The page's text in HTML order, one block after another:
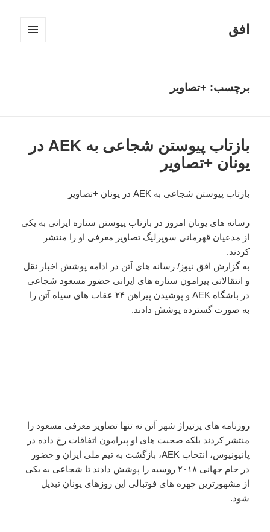
افق
برچسب: +تصاویر
بازتاب پیوستن شجاعی به AEK در
یونان +تصاویر
بازتاب پیوستن شجاعی به AEK در یونان +تصاویر
رسانه های یونان امروز در بازتاب پیوستن ستاره ایرانی به یکی
از مدعیان قهرمانی سوپرلیگ تصاویر معرفی او را منتشر
کردند.
به گزارش افق نیوز/ رسانه های آتن در ادامه پوشش اخبار نقل
و انتقالاتی پیرامون ستاره های ایرانی حضور مسعود شجاعی
در باشگاه AEK و پوشیدن پیراهن ۲۴ عقاب های سیاه آتن را
به صورت گسترده پوشش دادند.
روزنامه های پرتیراژ شهر آتن نه تنها تصاویر معرفی مسعود را
منتشر کردند بلکه صحبت های او پیرامون اتفاقات رخ داده در
پانیونیوس، انتخاب AEK، بازگشت به تیم ملی ایران و حضور
در جام جهانی ۲۰۱۸ روسیه را پوشش دادند تا شجاعی به یکی
از مشهورترین چهره های فوتبالی این روزهای یونان تبدیل
شود.